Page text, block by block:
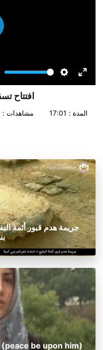
Volume
افتتاح
مشاهدات : 945 المدة : 17:01
جريمة هدم قبور أئمة
be upon him)